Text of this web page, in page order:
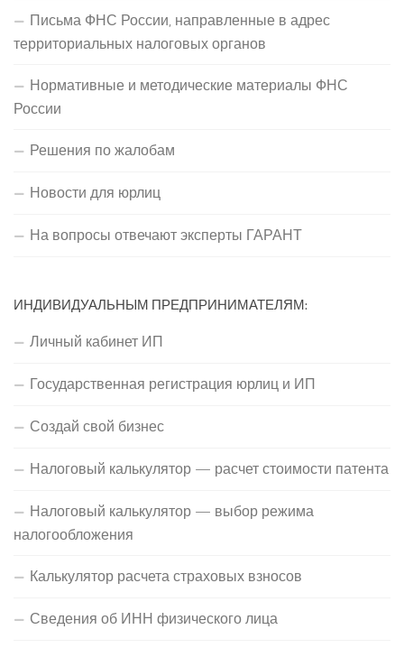
Письма ФНС России, направленные в адрес
территориальных налоговых органов
Нормативные и методические материалы ФНС
России
Решения по жалобам
Новости для юрлиц
На вопросы отвечают эксперты ГАРАНТ
ИНДИВИДУАЛЬНЫМ ПРЕДПРИНИМАТЕЛЯМ:
Личный кабинет ИП
Государственная регистрация юрлиц и ИП
Создай свой бизнес
Налоговый калькулятор — расчет стоимости патента
Налоговый калькулятор — выбор режима
налогообложения
Калькулятор расчета страховых взносов
Сведения об ИНН физического лица